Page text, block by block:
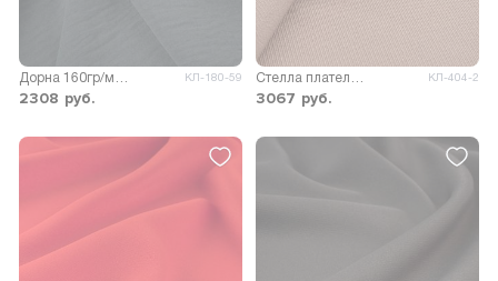
Дорна 160гр/м.кв. КЛ-180-59
2308 руб.
Стелла плательно-костюмная КЛ-404-2
3067 руб.